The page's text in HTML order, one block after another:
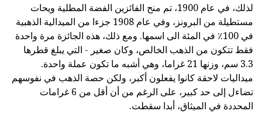
لذلك، في عام 1900، تم منح الفائزين الفضة المطلية ويحات
مستطيلة من البرونز، وفي عام 1908 جزءا من الميدالية الذهبية
في 100٪ في المئة الى اسمها. ومع ذلك، هذه الجائزة مرة واحدة
فقط تتكون من الذهب الخالص، وكان صغير - التي يبلغ قطرها
3.3 سم، وزنها 21 غراما، وهي أشبه ما تكون عملة واحدة.
ميداليات لاحقة كانوا يفعلون أكبر، ولكن حصة الذهب في نفوسهم
تضاءل إلى حد كبير، على الرغم من أن أقل من 6 غرامات
المحددة في الميثاق، أبدا سقطت.